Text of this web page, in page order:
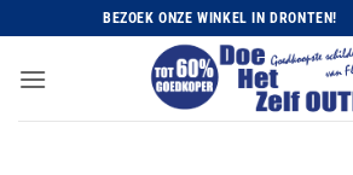
naar
inhoud
BEZOEK ONZE WINKEL IN DRONTEN!